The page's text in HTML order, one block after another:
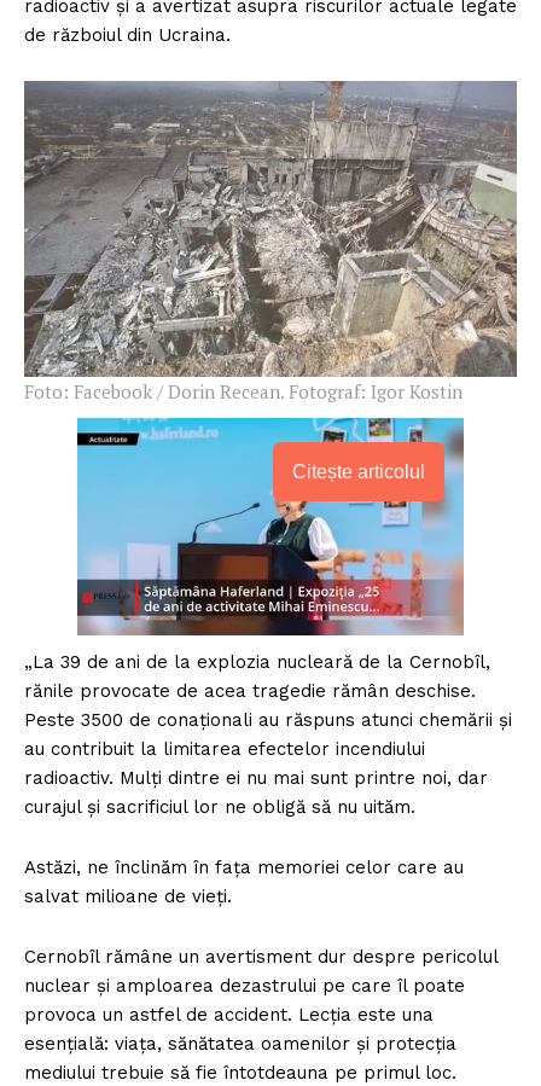
radioactiv și a avertizat asupra riscurilor actuale legate
de războiul din Ucraina.
Foto: Facebook / Dorin Recean. Fotograf: Igor Kostin
Citește articolul
„La 39 de ani de la explozia nucleară de la Cernobîl,
rănile provocate de acea tragedie rămân deschise.
Peste 3500 de conaționali au răspuns atunci chemării și
au contribuit la limitarea efectelor incendiului
radioactiv. Mulți dintre ei nu mai sunt printre noi, dar
curajul și sacrificiul lor ne obligă să nu uităm.
Astăzi, ne înclinăm în fața memoriei celor care au
salvat milioane de vieți.
Cernobîl rămâne un avertisment dur despre pericolul
nuclear și amploarea dezastrului pe care îl poate
provoca un astfel de accident. Lecția este una
esențială: viața, sănătatea oamenilor și protecția
mediului trebuie să fie întotdeauna pe primul loc.